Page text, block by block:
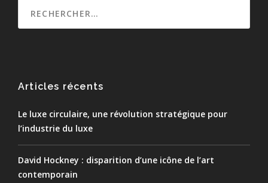
Articles récents
Le luxe circulaire, une révolution stratégique pour
l’industrie du luxe
David Hockney : disparition d’une icône de l’art
contemporain